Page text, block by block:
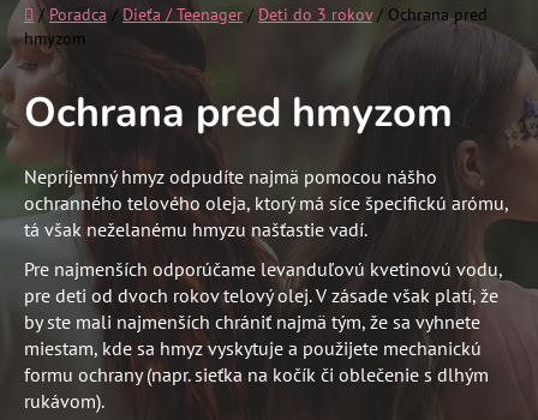
Domov
/ Poradca / Dieťa / Teenager / Deti do 3 rokov / Ochrana pred
hmyzom
Ochrana pred hmyzom
Nepríjemný hmyz odpudíte najmä pomocou nášho
ochranného telového oleja, ktorý má síce špecifickú arómu,
tá však neželanému hmyzu našťastie vadí.
Pre najmenších odporúčame levanduľovú kvetinovú vodu,
pre deti od dvoch rokov telový olej. V zásade však platí, že
by ste mali najmenších chrániť najmä tým, že sa vyhnete
miestam, kde sa hmyz vyskytuje a použijete mechanickú
formu ochrany (napr. sieťka na kočík či oblečenie s dlhým
rukávom).